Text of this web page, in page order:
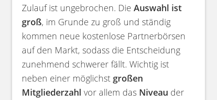
Zulauf ist ungebrochen. DieAuswahl ist
groß, im Grunde zu groß und ständig
kommen neue kostenlose Partnerbörsen
auf den Markt, sodass die Entscheidung
zunehmend schwerer fällt. Wichtig ist
neben einer möglichst großen
Mitgliederzahl vor allem das Niveau der